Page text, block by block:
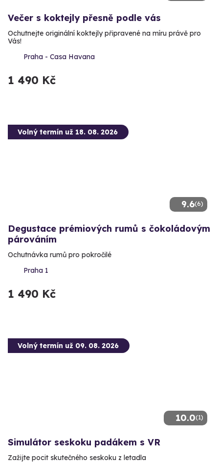
Večer s koktejly přesně podle vás
Ochutnejte originální koktejly připravené na míru právě pro
Vás!
Praha - Casa Havana
1 490 Kč
9.6(6)
Volný termín už 18. 08. 2026
Degustace prémiových rumů s čokoládovým
párováním
Ochutnávka rumů pro pokročilé
Praha 1
1 490 Kč
10.0(1)
Volný termín už 09. 08. 2026
Simulátor seskoku padákem s VR
Zažijte pocit skutečného seskoku z letadla